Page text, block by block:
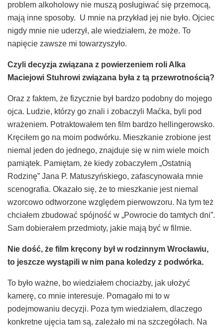
problem alkoholowy nie muszą posługiwać się przemocą,
mają inne sposoby. U mnie na przykład jej nie było. Ojciec
nigdy mnie nie uderzył, ale wiedziałem, że może. To
napięcie zawsze mi towarzyszyło.
Czyli decyzja związana z powierzeniem roli Alka
Maciejowi Stuhrowi związana była z tą przewrotnością?
Oraz z faktem, że fizycznie był bardzo podobny do mojego
ojca. Ludzie, którzy go znali i zobaczyli Maćka, byli pod
wrażeniem. Potraktowałem ten film bardzo hellingerowsko.
Kręciłem go na moim podwórku. Mieszkanie zrobione jest
niemal jeden do jednego, znajduje się w nim wiele moich
pamiątek. Pamiętam, że kiedy zobaczyłem „Ostatnią
Rodzinę” Jana P. Matuszyńskiego, zafascynowała mnie
scenografia. Okazało się, że to mieszkanie jest niemal
wzorcowo odtworzone względem pierwowzoru. Na tym też
chciałem zbudować spójność w „Powrocie do tamtych dni”.
Sam dobierałem przedmioty, jakie mają być w filmie.
Nie dość, że film kręcony byłw rodzinnym Wrocławiu,
to jeszcze wystąpili w nim pana koledzy z podwórka.
To było ważne, bo wiedziałem chociażby, jak ułożyć
kamerę, co mnie interesuje. Pomagało mi to w
podejmowaniu decyzji. Poza tym wiedziałem, dlaczego
konkretne ujęcia tam są, zależało mi na szczegółach. Na